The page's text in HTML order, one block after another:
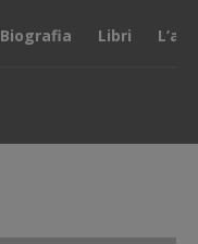
Biografia Libri